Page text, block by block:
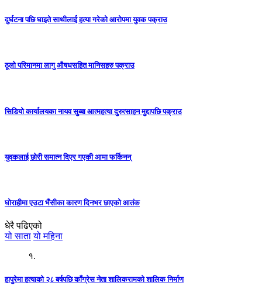
दुर्घटना पछि घाइते साथीलाई हत्या गरेको आरोपमा युवक पक्राउ
ठूलो परिमानमा लागु औषधसहित मानिसहरु पक्राउ
सिडियो कार्यालयका नायव सुब्बा आत्महत्या दुरुत्साहन मुद्दापछि पक्राउ
युवकलाई छोरी समात्न दिएर गएकी आमा फर्किनन्
घोराहीमा एउटा भैंसीका कारण दिनभर छाएको आतंक
धेरै पढिएको
यो साता यो महिना
१.
हापुरेमा हत्याको २८ बर्षपछि काँग्रेस नेता शालिकरामको शालिक निर्माण